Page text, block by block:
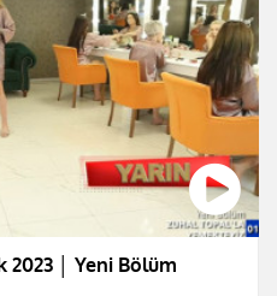
2023 │ Yeni Bölüm